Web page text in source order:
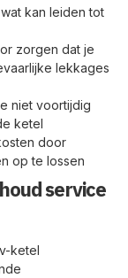
kan leiden tot
zorgen dat je
lekkages
niet voortijdig
ketel
door
op te lossen
service
ketel